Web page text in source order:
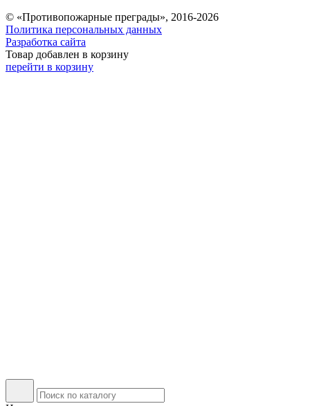
© «Противопожарные преграды», 2016-2026
Политика персональных данных
Разработка сайта
Товар добавлен в корзину
перейти в корзину